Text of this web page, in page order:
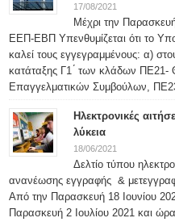
17/08/2021
Μέχρι την
ΕΕΠ-ΕΒΠ Υπενθυμίζεται ότι το
καλεί τους εγγεγραμμένους: α)
κατάταξης Γ1 ́ των κλάδων
Επαγγελματικών Συμβούλων,
Ηλεκτρονικές
λύκεια
18/06/2021
Δελτίο τύπου
ανανέωσης εγγραφής &
Από την Παρασκευή 18 Ιουνίου
Παρασκευή 2 Ιουλίου 2021 και